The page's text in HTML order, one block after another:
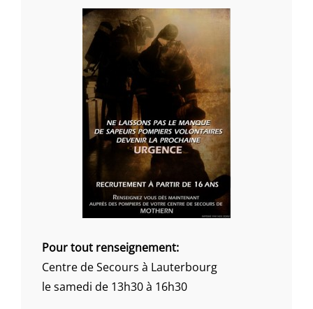
Pour tout renseignement:
Centre de Secours à Lauterbourg
le samedi de 13h30 à 16h30